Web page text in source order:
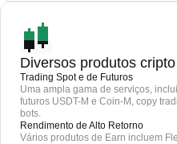
Diversos produtos cripto
Trading Spot e de Futuros
Uma ampla gama de serviços,
futuros USDT-M e Coin-M, copy
bots.
Rendimento de Alto Retorno
Vários produtos de Earn incluem